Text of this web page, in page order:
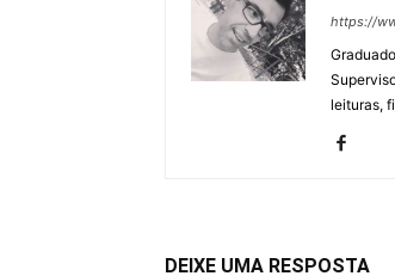
https://
leituras,
DEIXE UMA RESPOSTA